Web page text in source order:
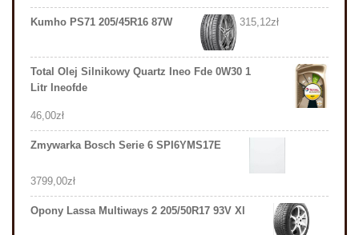
Kumho PS71 205/45R16 87W 315,12zł
Total Olej Silnikowy Quartz Ineo Fde 0W30 1
Litr Ineofde
46,00zł
Zmywarka Bosch Serie 6 SPI6YMS17E
3799,00zł
Opony Lassa Multiways 2 205/50R17 93V Xl